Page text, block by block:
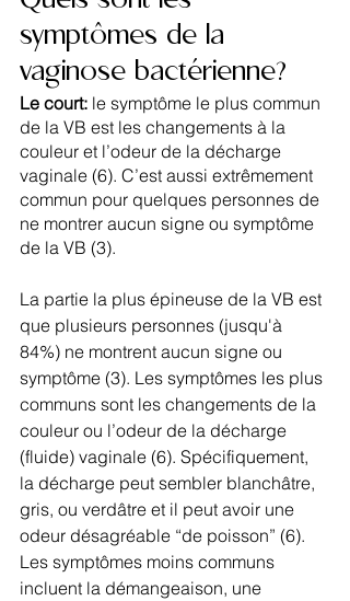
symptômes de la
vaginose bactérienne?
Le court: le symptôme le plus commun
de la VB est les changements à la
couleur et l’odeur de la décharge
vaginale (6). C’est aussi extrêmement
commun pour quelques personnes de
ne montrer aucun signe ou symptôme
de la VB (3).
La partie la plus épineuse de la VB est
que plusieurs personnes (jusqu'à
84%) ne montrent aucun signe ou
symptôme (3). Les symptômes les plus
communs sont les changements de la
couleur ou l’odeur de la décharge
(fluide) vaginale (6). Spécifiquement,
la décharge peut sembler blanchâtre,
gris, ou verdâtre et il peut avoir une
odeur désagréable “de poisson” (6).
Les symptômes moins communs
incluent la démangeaison, une